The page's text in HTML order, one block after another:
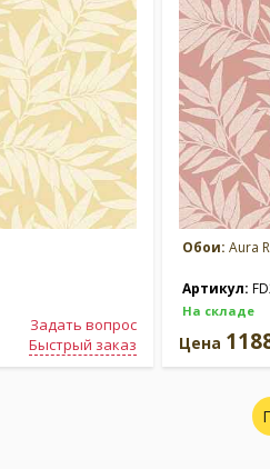
Задать вопрос
Быстрый заказ
Обои: Aura
Артикул:
На складе
Цена